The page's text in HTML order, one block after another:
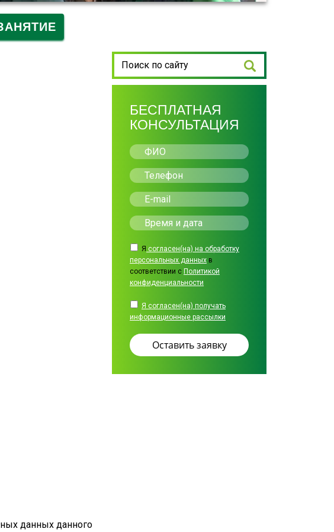
данных данного
БЕСПЛАТНАЯ
КОНСУЛЬТАЦИЯ
Я согласен(на) на обработку
персональных данных в
соответствии с Политикой
конфиденциальности
Я согласен(на) получать
информационные рассылки